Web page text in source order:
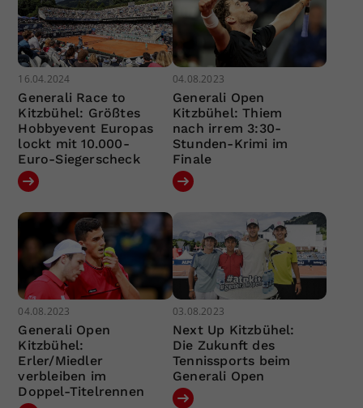
16.04.2024
Generali Race to
Kitzbühel: Größtes
Hobbyevent Europas
lockt mit 10.000-
Euro-Siegerscheck
04.08.2023
Generali Open
Kitzbühel: Thiem
nach irrem 3:30-
Stunden-Krimi im
Finale
04.08.2023
Generali Open
Kitzbühel:
Erler/Miedler
verbleiben im
Doppel-Titelrennen
03.08.2023
Next Up Kitzbühel:
Die Zukunft des
Tennissports beim
Generali Open